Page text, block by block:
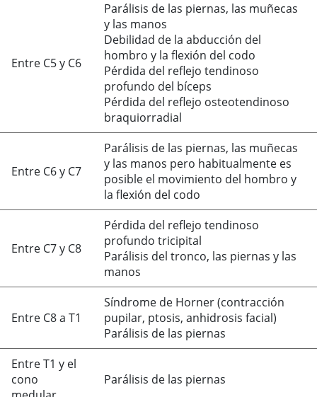
Entre C5 y C6
Parálisis de las piernas, las muñecas
y las manos
Debilidad de la abducción del
hombro y la flexión del codo
Pérdida del reflejo tendinoso
profundo del bíceps
Pérdida del reflejo osteotendinoso
braquiorradial
Entre C6 y C7
Parálisis de las piernas, las muñecas
y las manos pero habitualmente es
posible el movimiento del hombro y
la flexión del codo
Entre C7 y C8
Pérdida del reflejo tendinoso
profundo tricipital
Parálisis del tronco, las piernas y las
manos
Entre C8 a T1
Síndrome de Horner (contracción
pupilar, ptosis, anhidrosis facial)
Parálisis de las piernas
Entre T1 y el
cono
Parálisis de las piernas